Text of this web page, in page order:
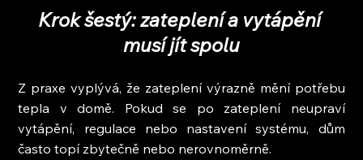
Krok šestý: zateplení a vytápění
musí jít spolu
Z praxe vyplývá, že zateplení výrazně mění potřebu
tepla v domě. Pokud se po zateplení neupraví
vytápění, regulace nebo nastavení systému, dům
často topí zbytečně nebo nerovnoměrně.